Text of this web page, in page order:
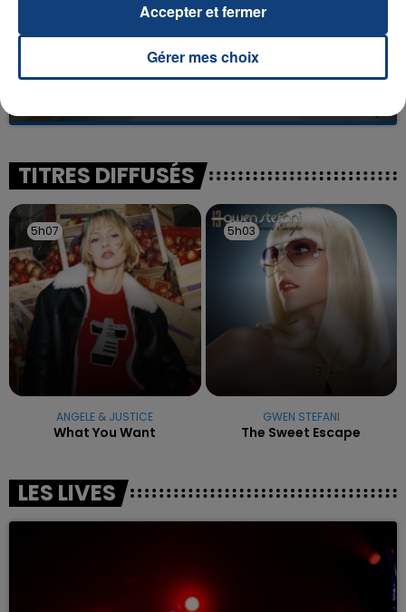
UNE ADOLESCENTE DEVANT SE FAIRE
La famille a porté plainte contre la clinique qui a
excuses.
TITRES DIFFUSÉS
5h07
5h07
ANGELE & JUSTICE
What You Want
5h03
5h03
GWEN STEFANI
The Sweet Escape
LES LIVES
Gérer mes choix
Accepter et fermer